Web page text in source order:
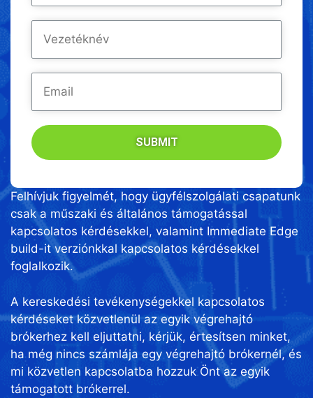
Felhívjuk figyelmét, hogy ügyfélszolgálati csapatunk
csak a műszaki és általános támogatással
kapcsolatos kérdésekkel, valamint Immediate Edge
build-it verziónkkal kapcsolatos kérdésekkel
foglalkozik.
A kereskedési tevékenységekkel kapcsolatos
kérdéseket közvetlenül az egyik végrehajtó
brókerhez kell eljuttatni, kérjük, értesítsen minket,
ha még nincs számlája egy végrehajtó brókernél, és
mi közvetlen kapcsolatba hozzuk Önt az egyik
támogatott brókerrel.
SUBMIT